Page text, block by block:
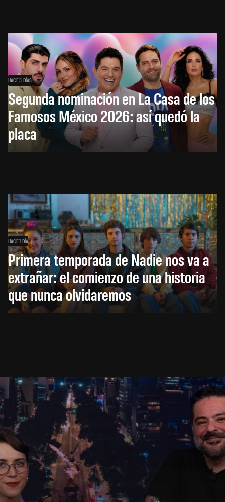
HACE 3 DÍAS
Segunda nominación en La Casa de los
Famosos México 2026: así quedó la
placa
HACE 1 DÍA
Primera temporada de Nadie nos va a
extrañar: el comienzo de una historia
que nunca olvidaremos